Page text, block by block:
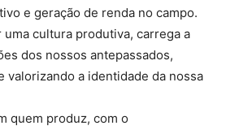
e geração de renda no campo.
uma cultura produtiva, carrega a
dos nossos antepassados,
valorizando a identidade da nossa
quem produz, com o